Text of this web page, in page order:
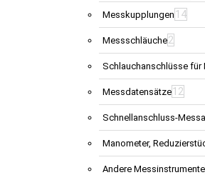
Messkupplungen 14
Messschläuche2
Schlauchanschlüsse für
Messdatensätze 12
Schnellanschluss-
Manometer,
Andere Messinstrumente